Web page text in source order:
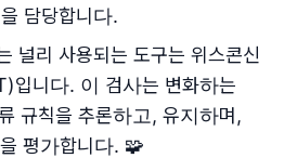
담당합니다.
널리 사용되는 도구는 위스콘신
입니다. 이 검사는 변화하는
규칙을 추론하고, 유지하며,
평가합니다. 🧩